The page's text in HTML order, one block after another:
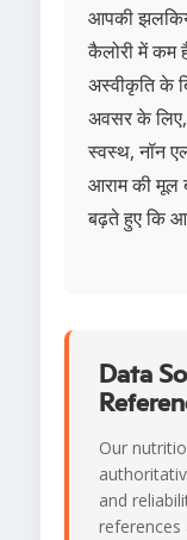
आपकी
कैलोरी में कम
अस्वीकृति के
अवसर के लिए,
स्वस्थ, नॉन
आराम की मूल
बढ़ते हुए कि
Data
Our
and